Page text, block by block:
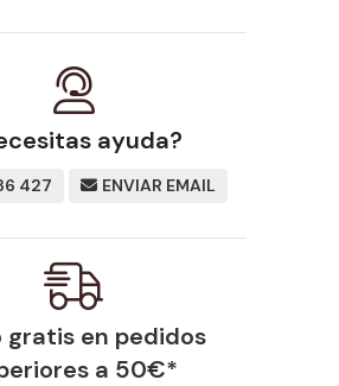
ayuda?
427 ENVIAR EMAIL
gratis en pedidos
a 50€*